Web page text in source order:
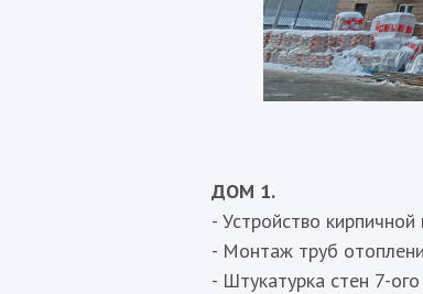
ДОМ 1.
- Устройство
- Монтаж труб
- Штукатурка стен 7-